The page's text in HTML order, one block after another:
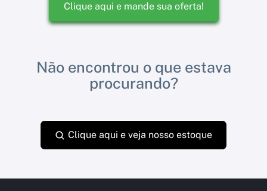
Clique aqui e mande sua oferta!
Não encontrou o que estava
procurando?
Clique aqui e veja nosso estoque